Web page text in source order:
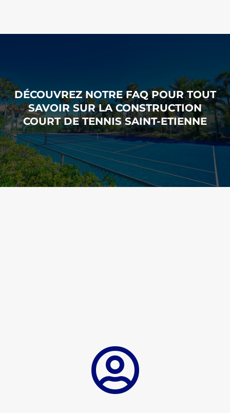
DÉCOUVREZ NOTRE FAQ POUR TOUT
SAVOIR SUR LACONSTRUCTION
COURT DE TENNIS SAINT-ETIENNE
